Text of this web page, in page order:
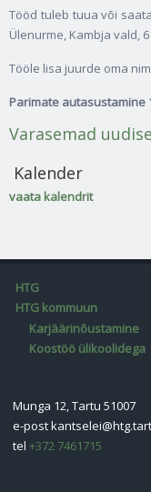
Tööd tuleb tuua või
Ülenurme, Kambja vald,
Tööle lisa juurde oma
Parimate autasustamine
Varasemad
Kalender
vaata kalendrit
HTG
HTG kommuun
Karjäärinõustamine
Koostöö ülikoolidega
Munga 12, Tartu 51007
e-post
tel+372 7461715